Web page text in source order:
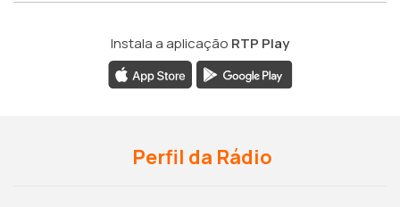
Instala a aplicação RTP Play
Perfil da Rádio